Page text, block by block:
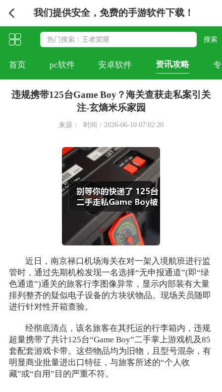
我们提供安全，免费的手游软件下载！
首页 pc软件 安卓软件 资讯攻略
违规携带125台Game Boy？海关查获走私案引关
注-玄熵米乐家园
来源： 时间：2026-06-10 07:02:20
近日，南京禄口机场海关在对一架入境航班进行监
管时，通过先期机检发现一名选择“无申报通道”(即“绿
色通道”)通关的旅客行李图像异常，显示内部装有大量
排列整齐的疑似电子设备的方块状物品。现场关员随即
进行针对性开箱查验。
经彻底清点，该名旅客在其托运的行李箱内，违规
超量携带了共计125台“Game Boy”二手掌上游戏机及85
套配套游戏卡带。这些物品均为旧物，且型号混杂，有
明显商业批量进出口特征，与旅客所述的“个人收
藏”或“自用”目的严重不符。